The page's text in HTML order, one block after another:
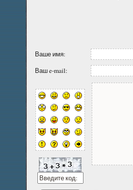
Ваше имя:
Ваш e-mail: